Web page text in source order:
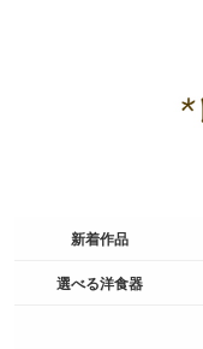
新着作品
選べる洋食器